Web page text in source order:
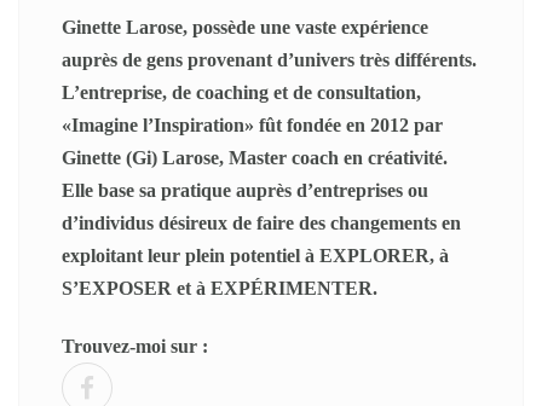
Ginette Larose, possède une vaste expérience
auprès de gens provenant d’univers très différents.
L’entreprise, de coaching et de consultation,
«Imagine l’Inspiration» fût fondée en 2012 par
Ginette (Gi) Larose, Master coach en créativité.
Elle base sa pratique auprès d’entreprises ou
d’individus désireux de faire des changements en
exploitant leur plein potentiel à EXPLORER, à
S’EXPOSER et à EXPÉRIMENTER.
Trouvez-moi sur :